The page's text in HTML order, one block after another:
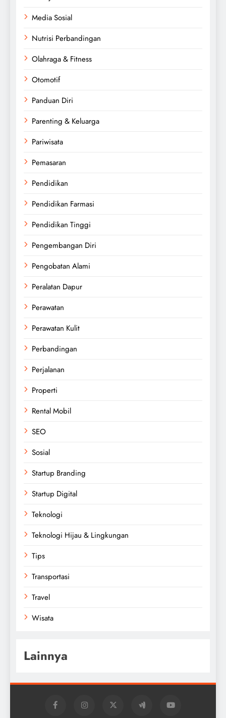
Media Sosial
Nutrisi Perbandingan
Olahraga & Fitness
Otomotif
Panduan Diri
Parenting & Keluarga
Pariwisata
Pemasaran
Pendidikan
Pendidikan Farmasi
Pendidikan Tinggi
Pengembangan Diri
Pengobatan Alami
Peralatan Dapur
Perawatan
Perawatan Kulit
Perbandingan
Perjalanan
Properti
Rental Mobil
SEO
Sosial
Startup Branding
Startup Digital
Teknologi
Teknologi Hijau & Lingkungan
Tips
Transportasi
Travel
Wisata
Lainnya